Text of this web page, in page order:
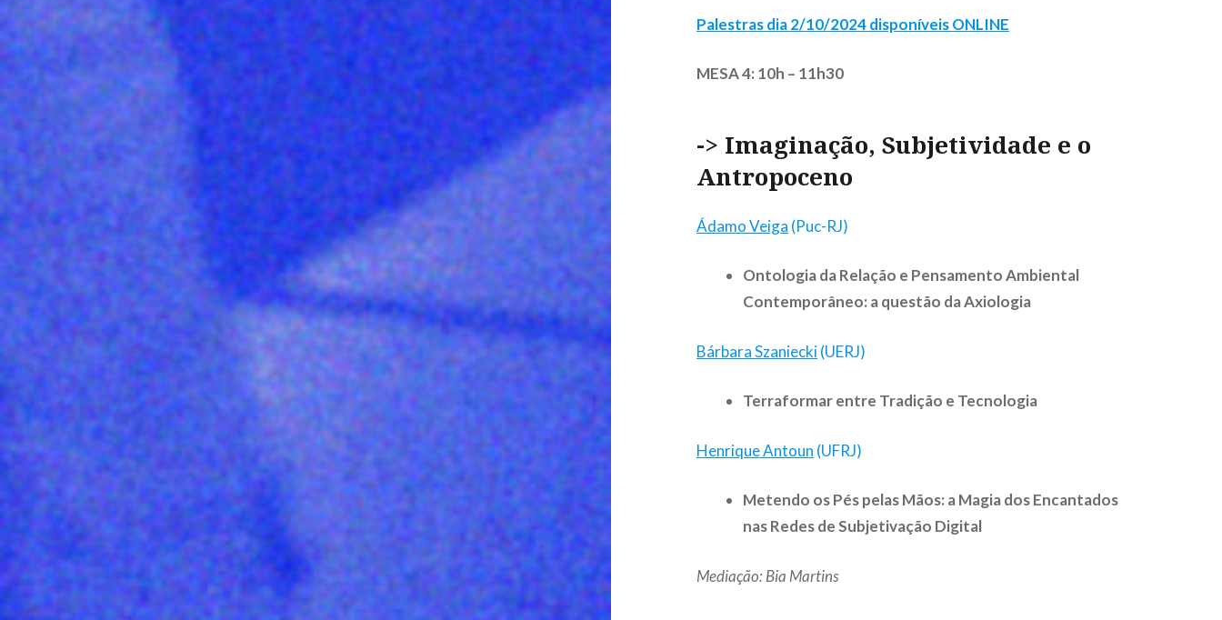
Palestras dia 2/10/2024 disponíveis ONLINE
MESA 4: 10h – 11h30
-> Imaginação, Subjetividade e o
Antropoceno
Ádamo Veiga (Puc-RJ)
Ontologia da Relação e Pensamento Ambiental
Contemporâneo: a questão da Axiologia
Bárbara Szaniecki(UERJ)
Terraformar entre Tradição e Tecnologia
Henrique Antoun (UFRJ)
Metendo os Pés pelas Mãos: a Magia dos Encantados
nas Redes de Subjetivação Digital
Mediação: Bia Martins